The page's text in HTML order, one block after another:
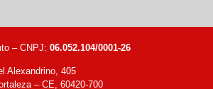
– CNPJ: 06.052.104/0001-26
Alexandrino, 405
– CE, 60420-700